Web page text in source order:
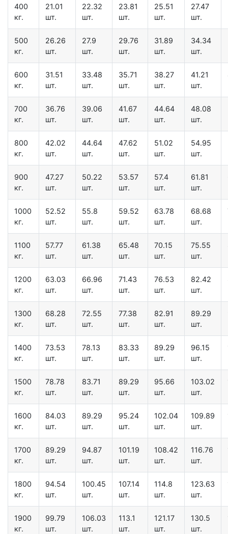
400
кг.
21.01
шт.
22.32
шт.
23.81
шт.
25.51
шт.
27.47
шт.
500
кг.
26.26
шт.
27.9
шт.
29.76
шт.
31.89
шт.
34.34
шт.
600
кг.
31.51
шт.
33.48
шт.
35.71
шт.
38.27
шт.
41.21
шт.
700
кг.
36.76
шт.
39.06
шт.
41.67
шт.
44.64
шт.
48.08
шт.
800
кг.
42.02
шт.
44.64
шт.
47.62
шт.
51.02
шт.
54.95
шт.
900
кг.
47.27
шт.
50.22
шт.
53.57
шт.
57.4
шт.
61.81
шт.
1000
кг.
52.52
шт.
55.8
шт.
59.52
шт.
63.78
шт.
68.68
шт.
1100
кг.
57.77
шт.
61.38
шт.
65.48
шт.
70.15
шт.
75.55
шт.
1200
кг.
63.03
шт.
66.96
шт.
71.43
шт.
76.53
шт.
82.42
шт.
1300
кг.
68.28
шт.
72.55
шт.
77.38
шт.
82.91
шт.
89.29
шт.
1400
кг.
73.53
шт.
78.13
шт.
83.33
шт.
89.29
шт.
96.15
шт.
1500
кг.
78.78
шт.
83.71
шт.
89.29
шт.
95.66
шт.
103.02
шт.
1600
кг.
84.03
шт.
89.29
шт.
95.24
шт.
102.04
шт.
109.89
шт.
1700
кг.
89.29
шт.
94.87
шт.
101.19
шт.
108.42
шт.
116.76
шт.
1800
кг.
94.54
шт.
100.45
шт.
107.14
шт.
114.8
шт.
123.63
шт.
1900
кг.
99.79
шт.
106.03
шт.
113.1
шт.
121.17
шт.
130.5
шт.